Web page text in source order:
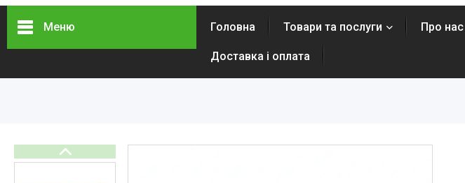
Меню Головна Товари та послуги Про нас
Доставка і оплата